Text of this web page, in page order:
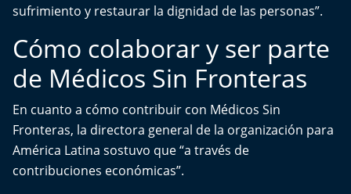
sufrimiento y restaurar la dignidad de las personas”.
Cómo colaborar y ser parte
de Médicos Sin Fronteras
En cuanto a cómo contribuir con Médicos Sin
Fronteras, la directora general de la organización para
América Latina sostuvo que “a través de
contribuciones económicas”.